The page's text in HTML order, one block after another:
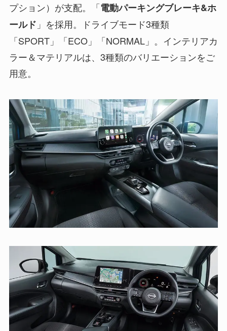
プション）が支配。「電動パーキングブレーキ&ホ
ールド 」を採用。ドライブモード3種類
「SPORT」「ECO」「NORMAL」。インテリアカ
ラー＆マテリアルは、3種類のバリエーションをご
用意。